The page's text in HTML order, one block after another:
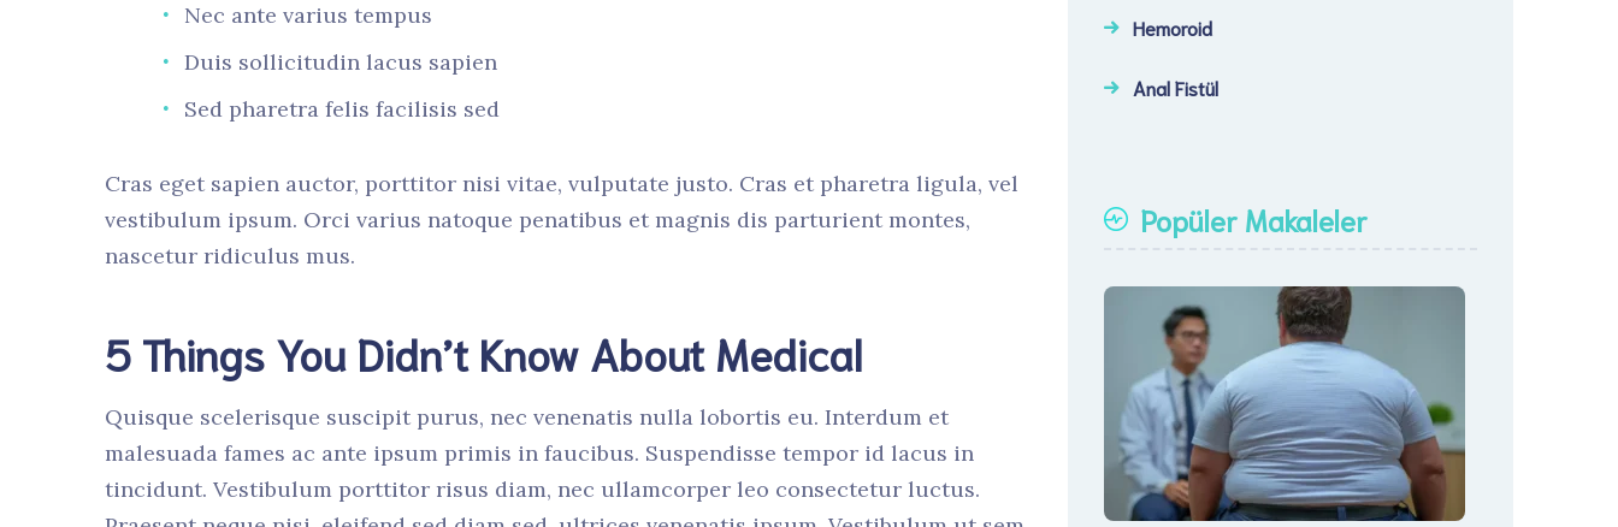
Nec ante varius tempus
Duis sollicitudin lacus sapien
Sed pharetra felis facilisis sed
Cras eget sapien auctor, porttitor nisi vitae, vulputate justo. Cras et pharetra ligula, vel
vestibulum ipsum. Orci varius natoque penatibus et magnis dis parturient montes,
nascetur ridiculus mus.
5 Things You Didn’t Know About Medical
Quisque scelerisque suscipit purus, nec venenatis nulla lobortis eu. Interdum et
malesuada fames ac ante ipsum primis in faucibus. Suspendisse tempor id lacus in
tincidunt. Vestibulum porttitor risus diam, nec ullamcorper leo consectetur luctus.
Hemoroid
Anal Fistül
Popüler Makaleler